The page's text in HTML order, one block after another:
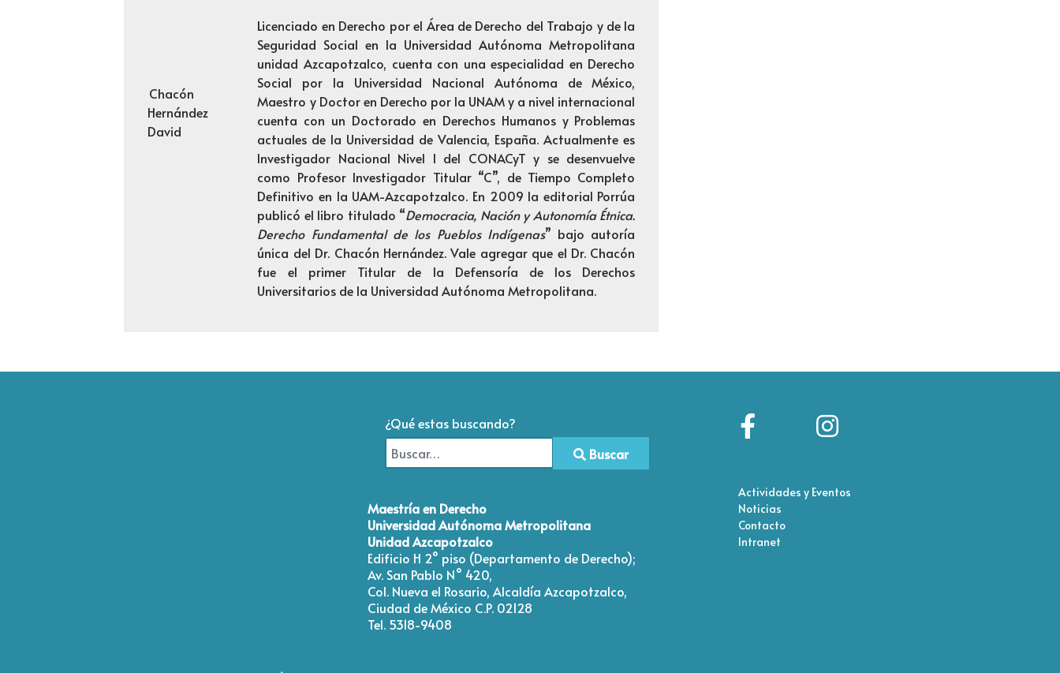
Chacón
Hernández
David
Licenciado en Derecho por el Área de Derecho del Trabajo y de la
Seguridad Social en la Universidad Autónoma Metropolitana
unidad Azcapotzalco, cuenta con una especialidad en Derecho
Social por la Universidad Nacional Autónoma de México,
Maestro y Doctor en Derecho por la UNAM y a nivel internacional
cuenta con un Doctorado en Derechos Humanos y Problemas
actuales de la Universidad de Valencia, España. Actualmente es
Investigador Nacional Nivel I del CONACyT y se desenvuelve
como Profesor Investigador Titular “C”, de Tiempo Completo
Definitivo en la UAM-Azcapotzalco. En 2009 la editorial Porrúa
publicó el libro titulado “Democracia, Nación y Autonomía Étnica.
Derecho Fundamental de los Pueblos Indígenas” bajo autoría
única del Dr. Chacón Hernández. Vale agregar que el Dr. Chacón
fue el primer Titular de la Defensoría de los Derechos
Universitarios de la Universidad Autónoma Metropolitana.
¿Qué estas buscando?
Buscar
Maestría en Derecho
Universidad Autónoma Metropolitana
Unidad Azcapotzalco
Edificio H 2° piso (Departamento de Derecho);
Av. San Pablo N° 420,
Col. Nueva el Rosario, Alcaldía Azcapotzalco,
Ciudad de México C.P. 02128
Tel. 5318-9408
Actividades y Eventos
Noticias
Contacto
Intranet